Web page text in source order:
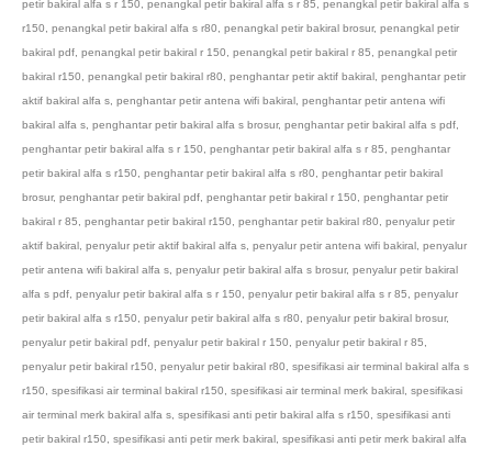
petir bakiral alfa s r 150 penangkal petir bakiral alfa s r 85
penangkal petir bakiral alfa s
r150
penangkal petir bakiral alfa s r80 penangkal petir bakiral brosur, penangkal petir
bakiral pdf penangkal petir bakiral r 150 penangkal petir bakiral r 85
penangkal petir
bakiral r150
penangkal petir bakiral r80 penghantar petir aktif bakiral penghantar petir
aktif bakiral alfa s penghantar petir antena wifi bakiral penghantar petir antena wifi
bakiral alfa s penghantar petir bakiral alfa s brosur, penghantar petir bakiral alfa s pdf
penghantar petir bakiral alfa s r 150
penghantar petir bakiral alfa s r 85
penghantar
petir bakiral alfa s r150
penghantar petir bakiral alfa s r80
penghantar petir bakiral
brosur, penghantar petir bakiral pdf penghantar petir bakiral r 150
penghantar petir
bakiral r 85
penghantar petir bakiral r150 penghantar petir bakiral r80
penyalur petir
aktif bakiral penyalur petir aktif bakiral alfa s penyalur petir antena wifi bakiral penyalur
petir antena wifi bakiral alfa s penyalur petir bakiral alfa s brosur, penyalur petir bakiral
alfa s pdf penyalur petir bakiral alfa s r 150 penyalur petir bakiral alfa s r 85
penyalur
petir bakiral alfa s r150
penyalur petir bakiral alfa s r80 penyalur petir bakiral brosur,
penyalur petir bakiral pdf penyalur petir bakiral r 150 penyalur petir bakiral r 85
penyalur petir bakiral r150
penyalur petir bakiral r80
spesifikasi air terminal bakiral alfa s
r150
spesifikasi air terminal bakiral r150 spesifikasi air terminal merk bakiral spesifikasi
air terminal merk bakiral alfa s spesifikasi anti petir bakiral alfa s r150
spesifikasi anti
petir bakiral r150
spesifikasi anti petir merk bakiral spesifikasi anti petir merk bakiral alfa